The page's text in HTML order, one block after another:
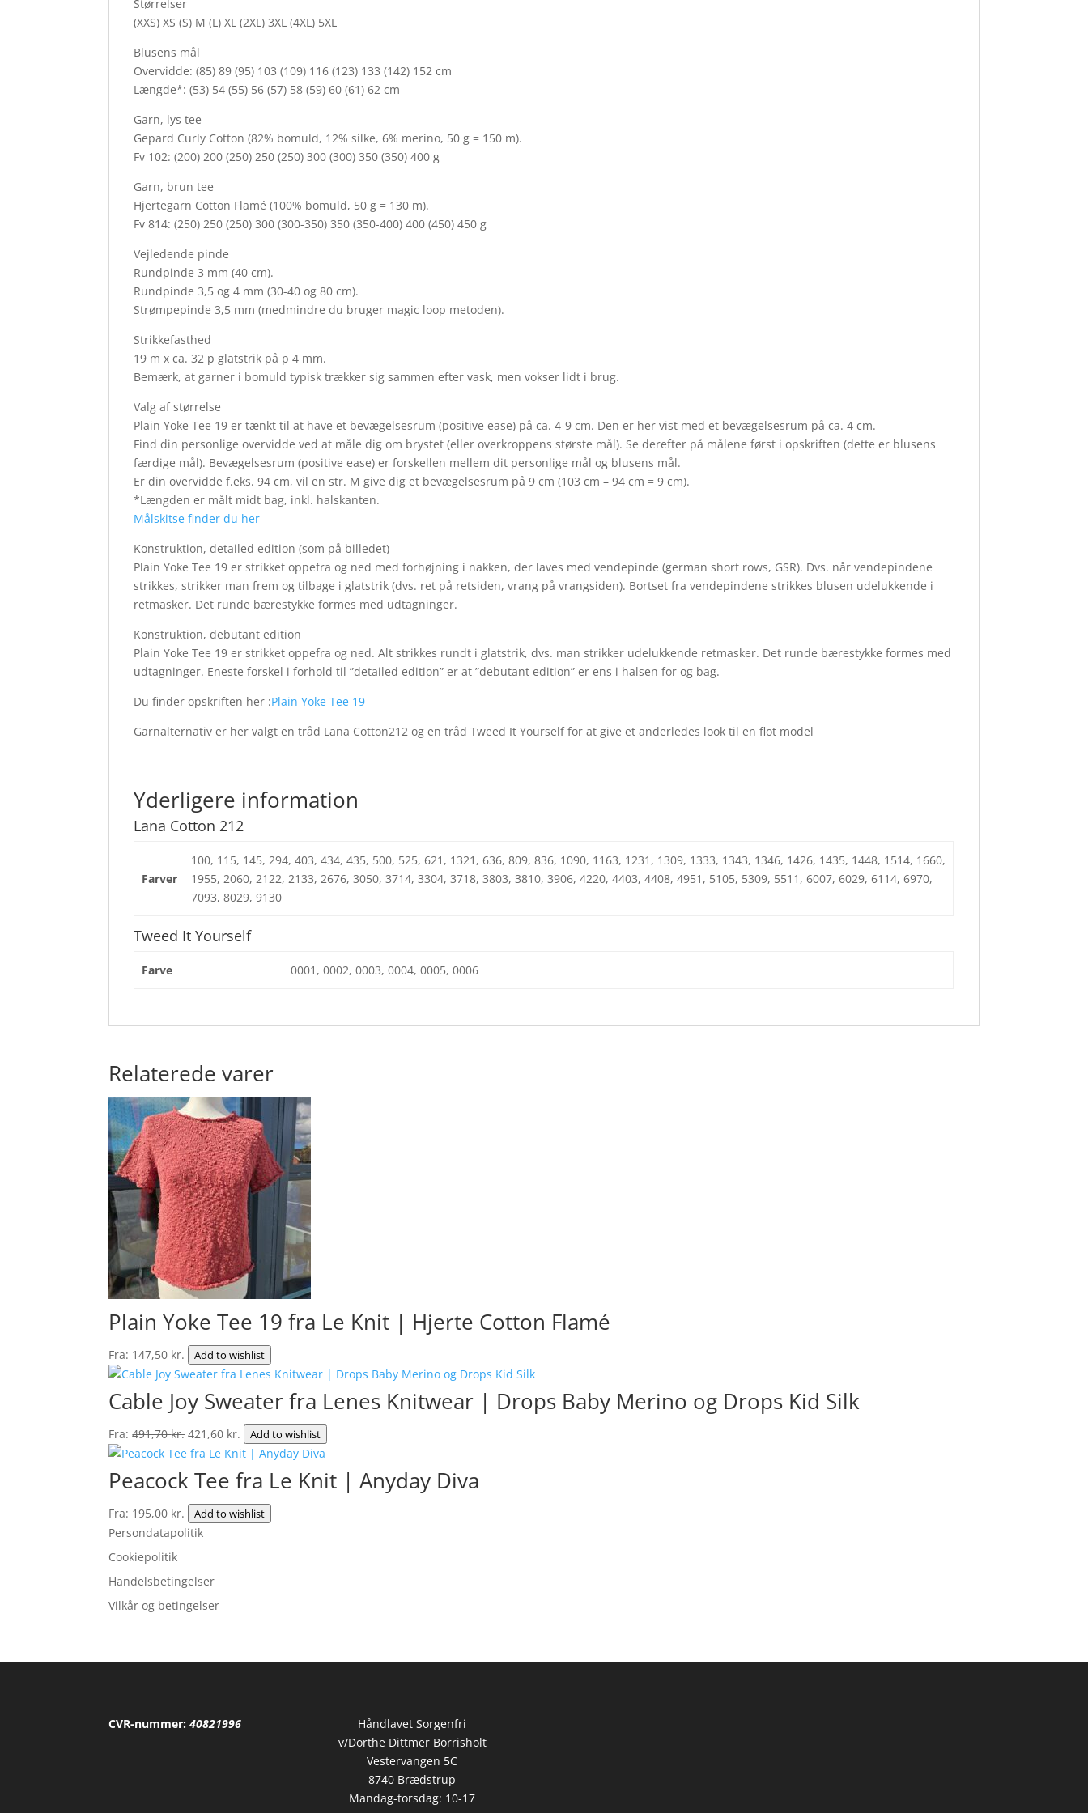
Størrelser
(XXS) XS (S) M (L) XL (2XL) 3XL (4XL) 5XL
Blusens mål
Overvidde: (85) 89 (95) 103 (109) 116 (123) 133 (142) 152 cm
Længde*: (53) 54 (55) 56 (57) 58 (59) 60 (61) 62 cm
Garn, lys tee
Gepard Curly Cotton (82% bomuld, 12% silke, 6% merino, 50 g = 150 m).
Fv 102: (200) 200 (250) 250 (250) 300 (300) 350 (350) 400 g
Garn, brun tee
Hjertegarn Cotton Flamé (100% bomuld, 50 g = 130 m).
Fv 814: (250) 250 (250) 300 (300-350) 350 (350-400) 400 (450) 450 g
Vejledende pinde
Rundpinde 3 mm (40 cm).
Rundpinde 3,5 og 4 mm (30-40 og 80 cm).
Strømpepinde 3,5 mm (medmindre du bruger magic loop metoden).
Strikkefasthed
19 m x ca. 32 p glatstrik på p 4 mm.
Bemærk, at garner i bomuld typisk trækker sig sammen efter vask, men vokser lidt i brug.
Valg af størrelse
Plain Yoke Tee 19 er tænkt til at have et bevægelsesrum (positive ease) på ca. 4-9 cm. Den er her vist med et bevægelsesrum på ca. 4 cm.
Find din personlige overvidde ved at måle dig om brystet (eller overkroppens største mål). Se derefter på målene først i opskriften (dette er blusens
færdige mål). Bevægelsesrum (positive ease) er forskellen mellem dit personlige mål og blusens mål.
Er din overvidde f.eks. 94 cm, vil en str. M give dig et bevægelsesrum på 9 cm (103 cm – 94 cm = 9 cm).
*Længden er målt midt bag, inkl. halskanten.
Målskitse finder du her
Konstruktion, detailed edition (som på billedet)
Plain Yoke Tee 19 er strikket oppefra og ned med forhøjning i nakken, der laves med vendepinde (german short rows, GSR). Dvs. når vendepindene
strikkes, strikker man frem og tilbage i glatstrik (dvs. ret på retsiden, vrang på vrangsiden). Bortset fra vendepindene strikkes blusen udelukkende i
retmasker. Det runde bærestykke formes med udtagninger.
Konstruktion, debutant edition
Plain Yoke Tee 19 er strikket oppefra og ned. Alt strikkes rundt i glatstrik, dvs. man strikker udelukkende retmasker. Det runde bærestykke formes med
udtagninger. Eneste forskel i forhold til ”detailed edition” er at ”debutant edition” er ens i halsen for og bag.
Du finder opskriften her :Plain Yoke Tee 19
Garnalternativ er her valgt en tråd Lana Cotton212 og en tråd Tweed It Yourself for at give et anderledes look til en flot model
Yderligere information
Lana Cotton 212
Farver
100, 115, 145, 294, 403, 434, 435, 500, 525, 621, 1321, 636, 809, 836, 1090, 1163, 1231, 1309, 1333, 1343, 1346, 1426, 1435, 1448, 1514, 1660,
1955, 2060, 2122, 2133, 2676, 3050, 3714, 3304, 3718, 3803, 3810, 3906, 4220, 4403, 4408, 4951, 5105, 5309, 5511, 6007, 6029, 6114, 6970,
7093, 8029, 9130
Tweed It Yourself
Farve 0001, 0002, 0003, 0004, 0005, 0006
Relaterede varer
Plain Yoke Tee 19 fra Le Knit | Hjerte Cotton Flamé
Fra: 147,50 kr. Add to wishlist
Cable Joy Sweater fra Lenes Knitwear | Drops Baby Merino og Drops Kid Silk
Fra:491,70kr.Den
oprindelige
pris
var:
491,70 kr..
421,60 kr. Den
aktuelle
pris
er:
421,60 kr..
Add to wishlist
Peacock Tee fra Le Knit | Anyday Diva
Fra: 195,00 kr. Add to wishlist
Persondatapolitik
Cookiepolitik
Handelsbetingelser
Vilkår og betingelser
CVR-nummer:40821996
Håndlavet Sorgenfri
v/Dorthe Dittmer Borrisholt
Vestervangen 5C
8740 Brædstrup
Mandag-torsdag: 10-17